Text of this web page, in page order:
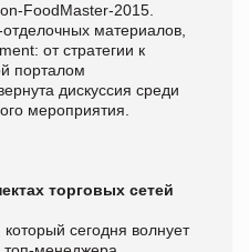
FoodMaster-2015.
материалов,
от стратегии к
порталом
дискуссия среди
мероприятия.
торговых сетей
сегодня волнует